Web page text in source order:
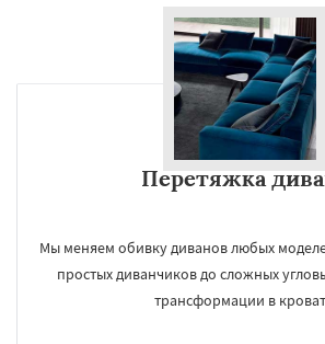
Перетяжка
Мы меняем обивку диванов любых
простых диванчиков до сложных
трансформации в